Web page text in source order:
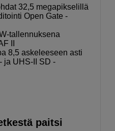
32,5 megapikselillä
Open Gate -
tallennuksena
II
8,5 askeleeseen asti
ja UHS-II SD -
paitsi